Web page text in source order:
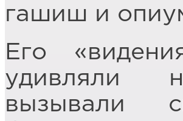
гашиш и
Его
удивляли
вызывали